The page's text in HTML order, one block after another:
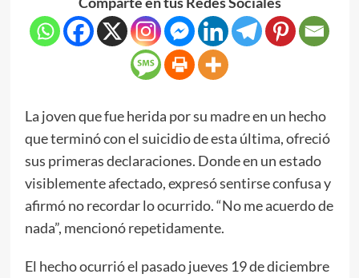
La joven que fue herida por su madre en un hecho
que terminó con el suicidio de esta última, ofreció
sus primeras declaraciones. Donde en un estado
visiblemente afectado, expresó sentirse confusa y
afirmó no recordar lo ocurrido. “No me acuerdo de
nada”, mencionó repetidamente.
El hecho ocurrió el pasado jueves 19 de diciembre